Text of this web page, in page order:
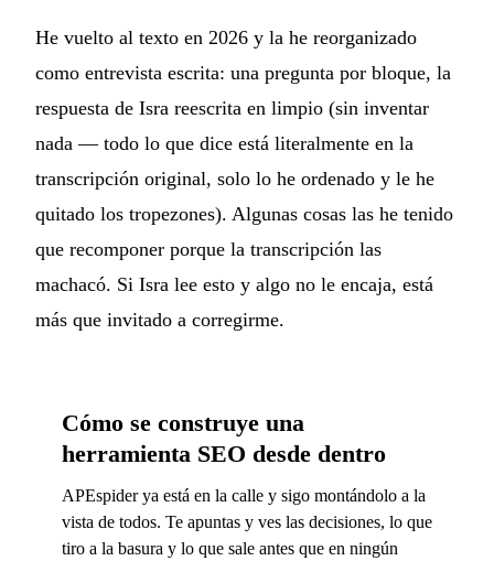
He vuelto al texto en 2026 y la he reorganizado
como entrevista escrita: una pregunta por bloque, la
respuesta de Isra reescrita en limpio (sin inventar
nada — todo lo que dice está literalmente en la
transcripción original, solo lo he ordenado y le he
quitado los tropezones). Algunas cosas las he tenido
que recomponer porque la transcripción las
machacó. Si Isra lee esto y algo no le encaja, está
más que invitado a corregirme.
Cómo se construye una
herramienta SEO desde dentro
APEspider ya está en la calle y sigo montándolo a la
vista de todos. Te apuntas y ves las decisiones, lo que
tiro a la basura y lo que sale antes que en ningún